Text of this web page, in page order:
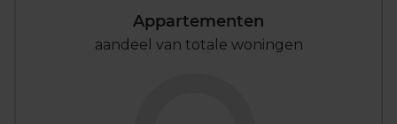
Appartementen
aandeel van totale woningen